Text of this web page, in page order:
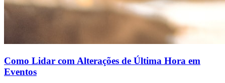
Como Lidar com Alterações de Última Hora em
Eventos